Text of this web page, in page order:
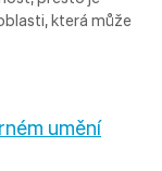
která může
umění